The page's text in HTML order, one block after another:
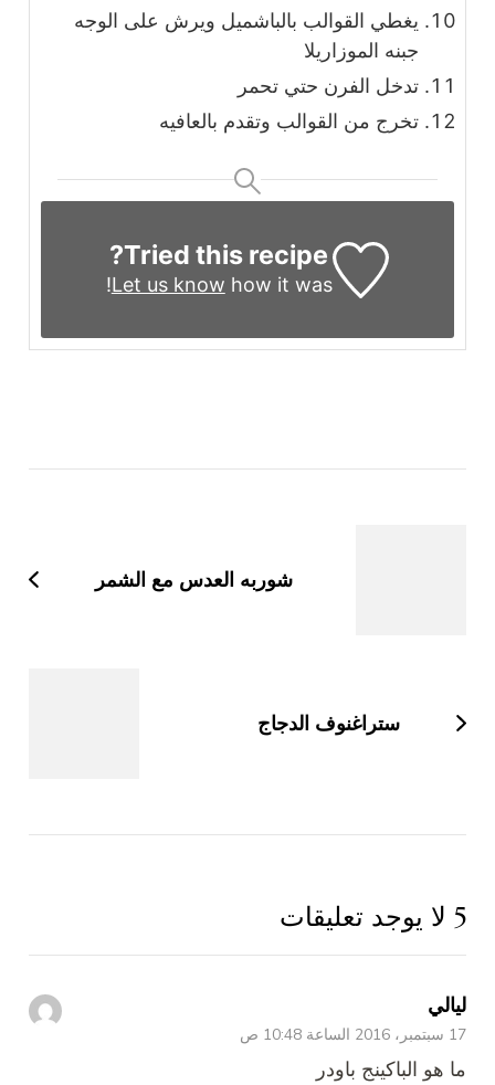
يغطي القوالب بالباشميل ويرش على الوجه
جبنه الموزاريلا
تدخل الفرن حتي تحمر
تخرج من القوالب وتقدم بالعافيه
Tried this recipe?
Let us know how it was!
شوربه العدس مع الشمر
ستراغنوف الدجاج
5 لا يوجد تعليقات
ليالي
17 سبتمبر، 2016 الساعة 10:48 ص
ما هو الباكينج باودر